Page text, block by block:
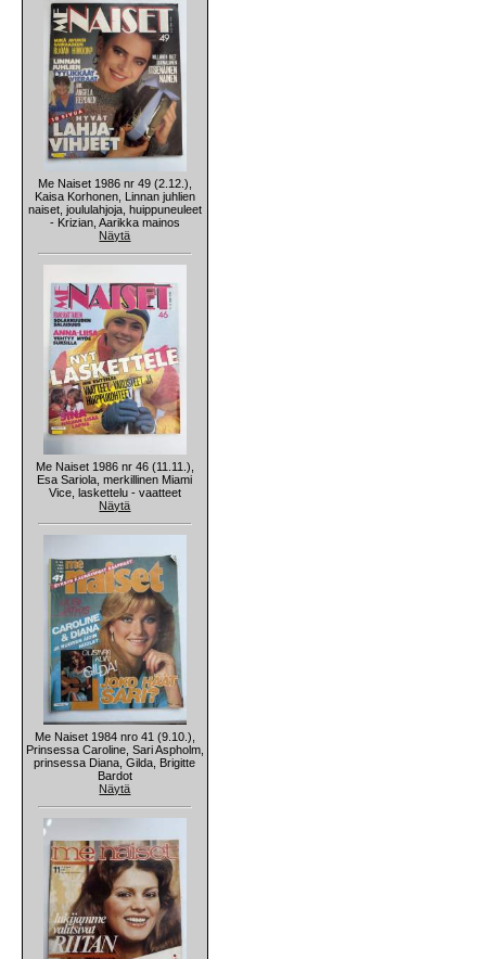
Me Naiset 1986 nr 49 (2.12.),
Kaisa Korhonen, Linnan juhlien
naiset, joululahjoja, huippuneuleet
- Krizian, Aarikka mainos
Näytä
Me Naiset 1986 nr 46 (11.11.),
Esa Sariola, merkillinen Miami
Vice, laskettelu - vaatteet
Näytä
Me Naiset 1984 nro 41 (9.10.),
Prinsessa Caroline, Sari Aspholm,
prinsessa Diana, Gilda, Brigitte
Bardot
Näytä